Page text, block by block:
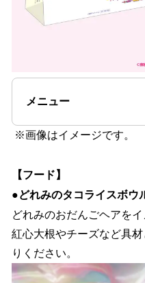
メニュー
※画像はイメージです。
【フード】
●どれみのタコライスボ
どれみのおだんごヘアを
紅心大根やチーズなど具
りください。